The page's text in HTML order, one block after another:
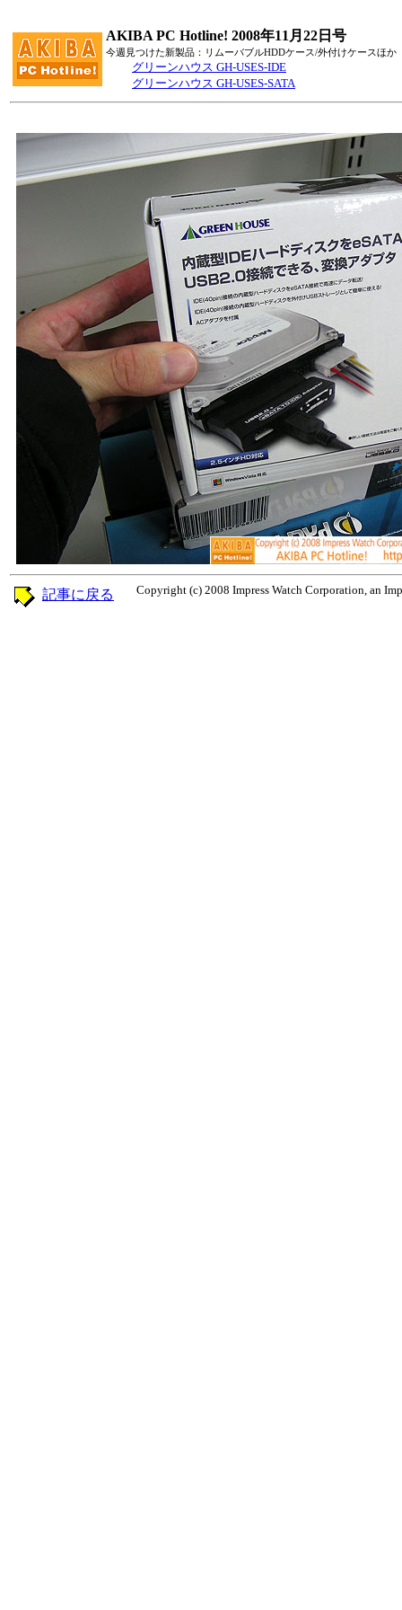
AKIBA PC Hotline! 2008年11月22日号
今週見つけた新製品：リムーバブルHDDケース/外付けケースほか
グリーンハウス GH-USES-IDE
グリーンハウス GH-USES-SATA
記事に戻る Copyright (c) 2008 Impress Watch Corporation, an